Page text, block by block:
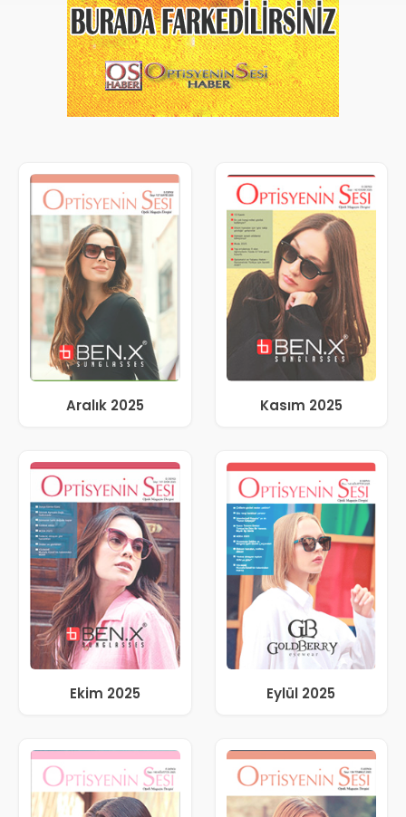
Aralık 2025 Kasım 2025
Ekim 2025 Eylül 2025